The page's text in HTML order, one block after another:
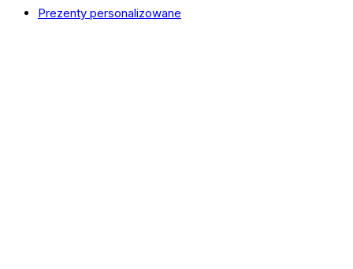
Prezenty personalizowane